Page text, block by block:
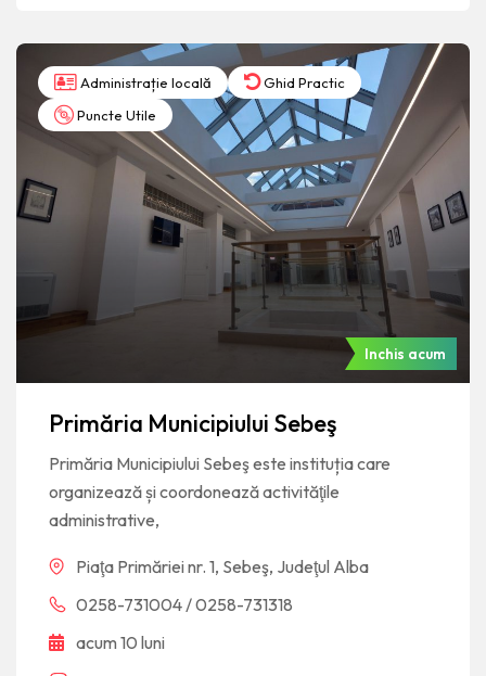
Administrație locală
Ghid Practic
Puncte Utile
Inchis acum
Primăria Municipiului Sebeş
Primăria Municipiului Sebeş este instituția care
organizează și coordonează activităţile
administrative,
Piaţa Primăriei nr. 1, Sebeş, Judeţul Alba
0258-731004 / 0258-731318
acum 10 luni